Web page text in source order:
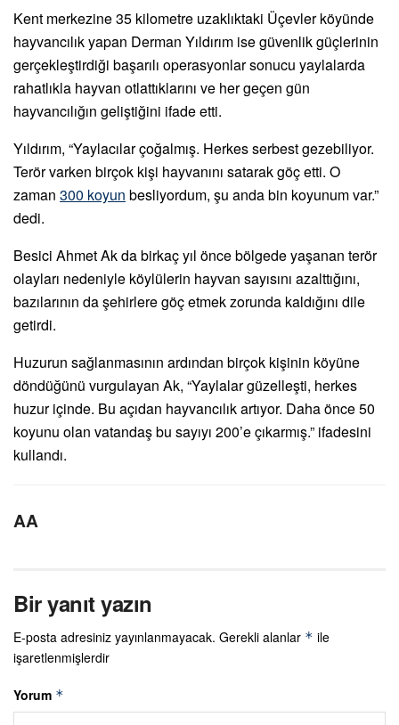
Kent merkezine 35 kilometre uzaklıktaki Üçevler köyünde
hayvancılık yapan Derman Yıldırım ise güvenlik güçlerinin
gerçekleştirdiği başarılı operasyonlar sonucu yaylalarda
rahatlıkla hayvan otlattıklarını ve her geçen gün
hayvancılığın geliştiğini ifade etti.
Yıldırım, “Yaylacılar çoğalmış. Herkes serbest gezebiliyor.
Terör varken birçok kişi hayvanını satarak göç etti. O
zaman 300 koyun besliyordum, şu anda bin koyunum var.”
dedi.
Besici Ahmet Ak da birkaç yıl önce bölgede yaşanan terör
olayları nedeniyle köylülerin hayvan sayısını azalttığını,
bazılarının da şehirlere göç etmek zorunda kaldığını dile
getirdi.
Huzurun sağlanmasının ardından birçok kişinin köyüne
döndüğünü vurgulayan Ak, “Yaylalar güzelleşti, herkes
huzur içinde. Bu açıdan hayvancılık artıyor. Daha önce 50
koyunu olan vatandaş bu sayıyı 200’e çıkarmış.” ifadesini
kullandı.
AA
Bir yanıt yazın
E-posta adresiniz yayınlanmayacak. Gerekli alanlar * ile
işaretlenmişlerdir
Yorum *